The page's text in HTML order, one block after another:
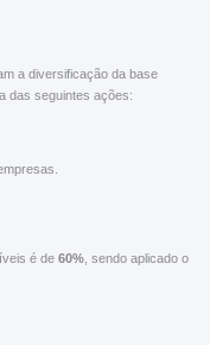
a diversificação da base
das seguintes ações:
é de 60% , sendo aplicado o